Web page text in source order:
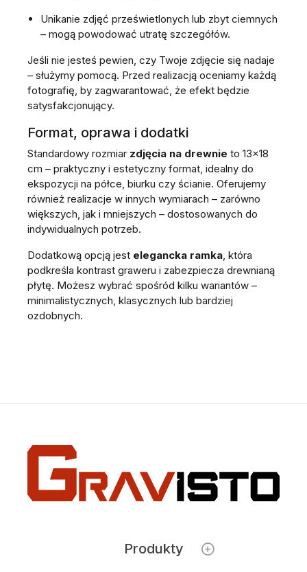
Unikanie zdjęć prześwietlonych lub zbyt ciemnych
– mogą powodować utratę szczegółów.
Jeśli nie jesteś pewien, czy Twoje zdjęcie się nadaje
– służymy pomocą. Przed realizacją oceniamy każdą
fotografię, by zagwarantować, że efekt będzie
satysfakcjonujący.
Format, oprawa i dodatki
Standardowy rozmiar zdjęcia na drewnie to 13x18
cm – praktyczny i estetyczny format, idealny do
ekspozycji na półce, biurku czy ścianie. Oferujemy
również realizacje w innych wymiarach – zarówno
większych, jak i mniejszych – dostosowanych do
indywidualnych potrzeb.
Dodatkową opcją jest elegancka ramka, która
podkreśla kontrast graweru i zabezpiecza drewnianą
płytę. Możesz wybrać spośród kilku wariantów –
minimalistycznych, klasycznych lub bardziej
ozdobnych.
Produkty